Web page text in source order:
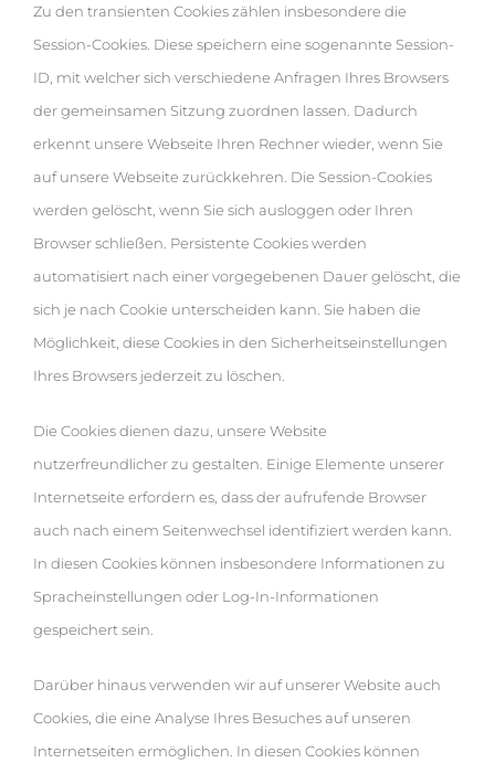
Zu den transienten Cookies zählen insbesondere die
Session-Cookies. Diese speichern eine sogenannte Session-
ID, mit welcher sich verschiedene Anfragen Ihres Browsers
der gemeinsamen Sitzung zuordnen lassen. Dadurch
erkennt unsere Webseite Ihren Rechner wieder, wenn Sie
auf unsere Webseite zurückkehren. Die Session-Cookies
werden gelöscht, wenn Sie sich ausloggen oder Ihren
Browser schließen. Persistente Cookies werden
automatisiert nach einer vorgegebenen Dauer gelöscht, die
sich je nach Cookie unterscheiden kann. Sie haben die
Möglichkeit, diese Cookies in den Sicherheitseinstellungen
Ihres Browsers jederzeit zu löschen.
Die Cookies dienen dazu, unsere Website
nutzerfreundlicher zu gestalten. Einige Elemente unserer
Internetseite erfordern es, dass der aufrufende Browser
auch nach einem Seitenwechsel identifiziert werden kann.
In diesen Cookies können insbesondere Informationen zu
Spracheinstellungen oder Log-In-Informationen
gespeichert sein.
Darüber hinaus verwenden wir auf unserer Website auch
Cookies, die eine Analyse Ihres Besuches auf unseren
Internetseiten ermöglichen. In diesen Cookies können